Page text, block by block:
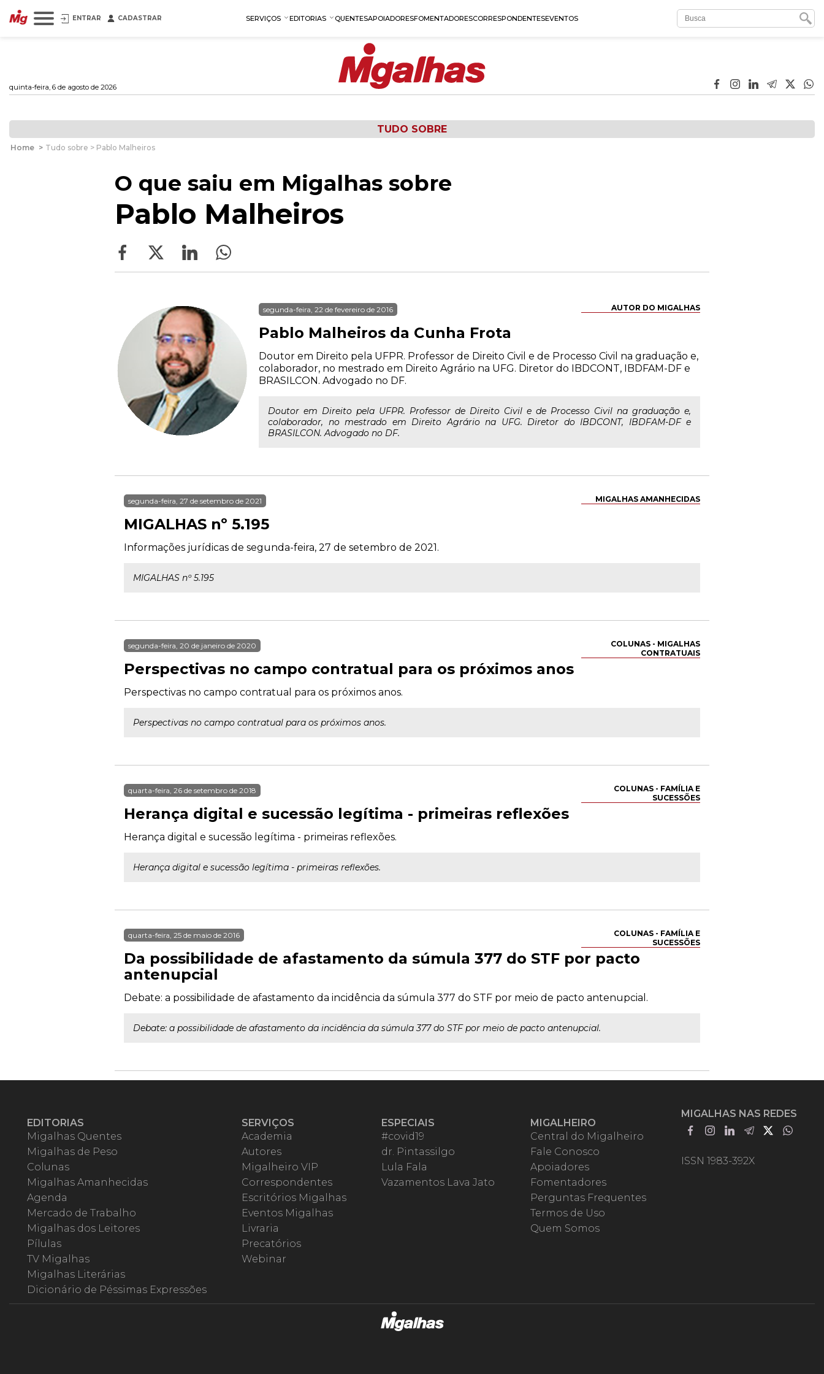
ENTRAR CADASTRAR SERVIÇOS EDITORIAS QUENTESAPOIADORESFOMENTADORESCORRESPONDENTESEVENTOS
quinta-feira, 6 de agosto de 2026
TUDO SOBRE
Home > Tudo sobre > Pablo Malheiros
O que saiu em Migalhas sobre
Pablo Malheiros
AUTOR DO MIGALHAS
segunda-feira, 22 de fevereiro de 2016
Pablo Malheiros da Cunha Frota
Doutor em Direito pela UFPR. Professor de Direito Civil e de Processo Civil na graduação e,
colaborador, no mestrado em Direito Agrário na UFG. Diretor do IBDCONT, IBDFAM-DF e
BRASILCON. Advogado no DF.
Doutor em Direito pela UFPR. Professor de Direito Civil e de Processo Civil na graduação e,
colaborador, no mestrado em Direito Agrário na UFG. Diretor do IBDCONT, IBDFAM-DF e
BRASILCON. Advogado no DF.
MIGALHAS AMANHECIDAS
segunda-feira, 27 de setembro de 2021
MIGALHAS nº 5.195
Informações jurídicas de segunda-feira, 27 de setembro de 2021.
MIGALHAS nº 5.195
COLUNAS - MIGALHAS
CONTRATUAIS
segunda-feira, 20 de janeiro de 2020
Perspectivas no campo contratual para os próximos anos
Perspectivas no campo contratual para os próximos anos.
Perspectivas no campo contratual para os próximos anos.
COLUNAS - FAMÍLIA E
SUCESSÕES
quarta-feira, 26 de setembro de 2018
Herança digital e sucessão legítima - primeiras reflexões
Herança digital e sucessão legítima - primeiras reflexões.
Herança digital e sucessão legítima - primeiras reflexões.
COLUNAS - FAMÍLIA E
SUCESSÕES
quarta-feira, 25 de maio de 2016
Da possibilidade de afastamento da súmula 377 do STF por pacto
antenupcial
Debate: a possibilidade de afastamento da incidência da súmula 377 do STF por meio de pacto antenupcial.
Debate: a possibilidade de afastamento da incidência da súmula 377 do STF por meio de pacto antenupcial.
EDITORIAS
Migalhas Quentes
Migalhas de Peso
Colunas
Migalhas Amanhecidas
Agenda
Mercado de Trabalho
Migalhas dos Leitores
Pílulas
TV Migalhas
Migalhas Literárias
Dicionário de Péssimas Expressões
SERVIÇOS
Academia
Autores
Migalheiro VIP
Correspondentes
Escritórios Migalhas
Eventos Migalhas
Livraria
Precatórios
Webinar
ESPECIAIS
#covid19
dr. Pintassilgo
Lula Fala
Vazamentos Lava Jato
MIGALHEIRO
Central do Migalheiro
Fale Conosco
Apoiadores
Fomentadores
Perguntas Frequentes
Termos de Uso
Quem Somos
MIGALHAS NAS REDES
ISSN 1983-392X